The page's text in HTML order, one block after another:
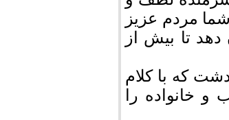
مردم عزیز
دهد تا بیش از
که با کلام
خانواده را